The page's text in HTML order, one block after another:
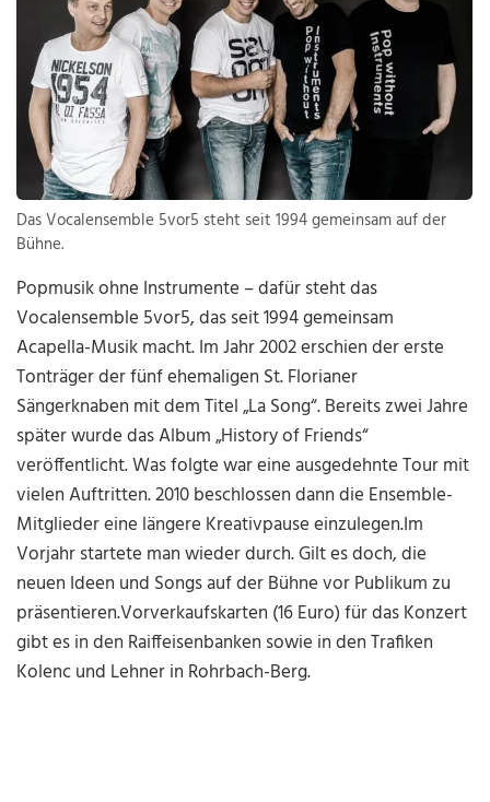
Das Vocalensemble 5vor5 steht seit 1994 gemeinsam auf der
Bühne.
Popmusik ohne Instrumente – dafür steht das
Vocalensemble 5vor5, das seit 1994 gemeinsam
Acapella-Musik macht. Im Jahr 2002 erschien der erste
Tonträger der fünf ehemaligen St. Florianer
Sängerknaben mit dem Titel „La Song“. Bereits zwei Jahre
später wurde das Album „History of Friends“
veröffentlicht. Was folgte war eine ausgedehnte Tour mit
vielen Auftritten. 2010 beschlossen dann die Ensemble-
Mitglieder eine längere Kreativpause einzulegen.Im
Vorjahr startete man wieder durch. Gilt es doch, die
neuen Ideen und Songs auf der Bühne vor Publikum zu
präsentieren.Vorverkaufskarten (16 Euro) für das Konzert
gibt es in den Raiffeisenbanken sowie in den Trafiken
Kolenc und Lehner in Rohrbach-Berg.